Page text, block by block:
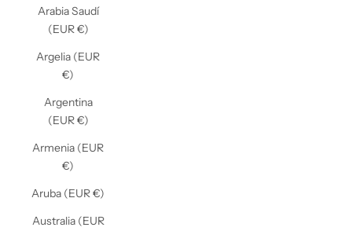
Arabia Saudí
(EUR €)
Argelia (EUR
€)
Argentina
(EUR €)
Armenia (EUR
€)
Aruba (EUR €)
Australia (EUR